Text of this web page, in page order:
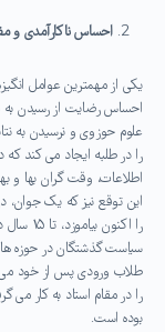
احساس ناکارآمدی و
یکی از مهمترین عوامل
احساس رضایت از رسیدن به
علوم حوزوی و نرسیدن به
را در طلبه ایجاد می کند
اطلاعات، وقت گران بها و
را
سیاست گذشتگان در حوزه
طلاب ورودی پس از خود می
را در مقام استاد به کار
بوده است.